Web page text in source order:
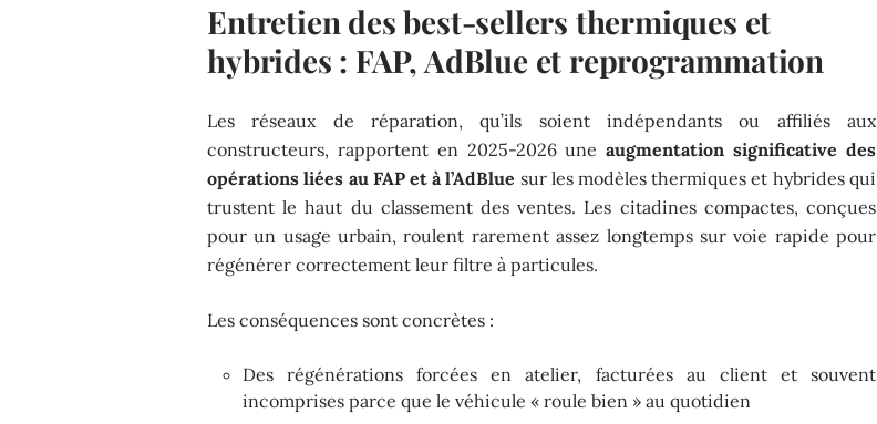
Entretien des best-sellers thermiques et
hybrides : FAP, AdBlue et reprogrammation
Les réseaux de réparation, qu’ils soient indépendants ou affiliés aux
constructeurs, rapportent en 2025-2026 uneaugmentation significative des
opérations liées au FAP et à l’AdBlue sur les modèles thermiques et hybrides qui
trustent le haut du classement des ventes. Les citadines compactes, conçues
pour un usage urbain, roulent rarement assez longtemps sur voie rapide pour
régénérer correctement leur filtre à particules.
Les conséquences sont concrètes :
Des régénérations forcées en atelier, facturées au client et souvent
incomprises parce que le véhicule « roule bien » au quotidien